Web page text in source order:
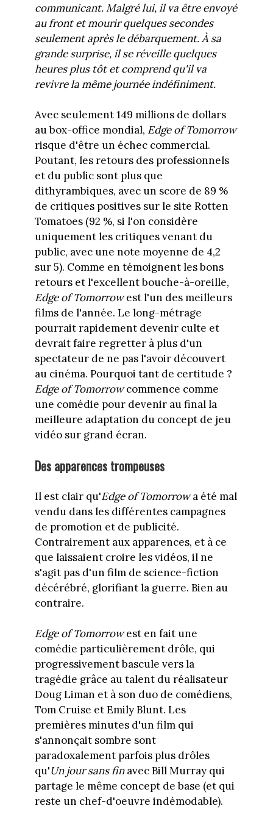
communicant. Malgré lui, il va être envoyé
au front et mourir quelques secondes
seulement après le débarquement. À sa
grande surprise, il se réveille quelques
heures plus tôt et comprend qu'il va
revivre la même journée indéfiniment.
Avec seulement 149 millions de dollars
au box-office mondial, Edge of Tomorrow
risque d'être un échec commercial.
Poutant, les retours des professionnels
et du public sont plus que
dithyrambiques, avec un score de 89 %
de critiques positives sur le site Rotten
Tomatoes (92 %, si l'on considère
uniquement les critiques venant du
public, avec une note moyenne de 4,2
sur 5). Comme en témoignent les bons
retours et l'excellent bouche-à-oreille,
Edge of Tomorrowest l'un des meilleurs
films de l'année. Le long-métrage
pourrait rapidement devenir culte et
devrait faire regretter à plus d'un
spectateur de ne pas l'avoir découvert
au cinéma. Pourquoi tant de certitude ?
Edge of Tomorrowcommence comme
une comédie pour devenir au final la
meilleure adaptation du concept de jeu
vidéo sur grand écran.
Des apparences trompeuses
Il est clair qu'Edge of Tomorrowa été mal
vendu dans les différentes campagnes
de promotion et de publicité.
Contrairement aux apparences, et à ce
que laissaient croire les vidéos, il ne
s'agit pas d'un film de science-fiction
décérébré, glorifiant la guerre. Bien au
contraire.
Edge of Tomorrowest en fait une
comédie particulièrement drôle, qui
progressivement bascule vers la
tragédie grâce au talent du réalisateur
Doug Liman et à son duo de comédiens,
Tom Cruise et Emily Blunt. Les
premières minutes d'un film qui
s'annonçait sombre sont
paradoxalement parfois plus drôles
qu'Un jour sans finavec Bill Murray qui
partage le même concept de base (et qui
reste un chef-d'oeuvre indémodable).